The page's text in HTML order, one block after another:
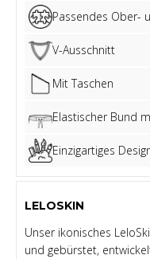
Passendes Ober-
V-Ausschnitt
Mit Taschen
Elastischer Bund
Einzigartiges
LELOSKIN
Unser ikonisches
und gebürstet,